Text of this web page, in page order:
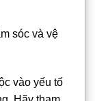
sóc và vệ
vào yếu tố